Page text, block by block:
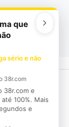
que
sério e não
38r.com
38r.com e
100%. Mais
e